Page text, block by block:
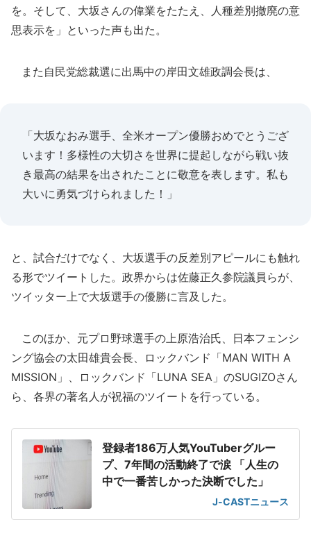
を。そして、大坂さんの偉業をたたえ、人種差別撤廃の意
思表示を」といった声も出た。
また自民党総裁選に出馬中の岸田文雄政調会長は、
「大坂なおみ選手、全米オープン優勝おめでとうござ
います！多様性の大切さを世界に提起しながら戦い抜
き最高の結果を出されたことに敬意を表します。私も
大いに勇気づけられました！」
と、試合だけでなく、大坂選手の反差別アピールにも触れ
る形でツイートした。政界からは佐藤正久参院議員らが、
ツイッター上で大坂選手の優勝に言及した。
このほか、元プロ野球選手の上原浩治氏、日本フェンシ
ング協会の太田雄貴会長、ロックバンド「MAN WITH A
MISSION」、ロックバンド「LUNA SEA」のSUGIZOさん
ら、各界の著名人が祝福のツイートを行っている。
登録者186万人気YouTuberグルー
プ、7年間の活動終了で涙 「人生の
中で一番苦しかった決断でした」
J-CASTニュース